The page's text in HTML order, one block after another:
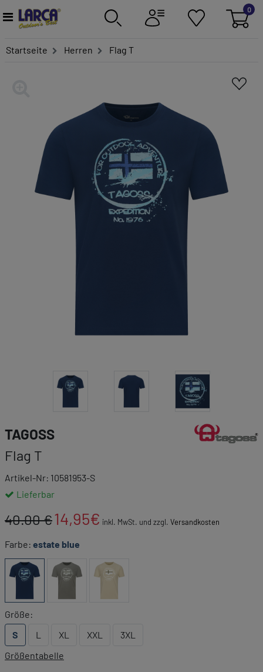
0
Startseite Herren Flag T
TAGOSS
Flag T
Link zur
Artikel-Nr: 10581953-S
Lieferbar
40.00 €14,95€ inkl. MwSt. und zzgl. Versandkosten
Farbe: estate blue
Größe:
S
L XL XXL
3XL
Größentabelle